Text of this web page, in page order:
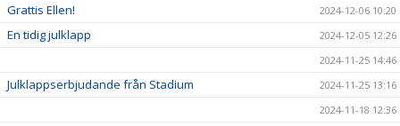
Grattis Ellen! 2024-12-06 10:20
En tidig julklapp
2024-12-05 12:26
2024-11-25 14:46
Julklappserbjudande från Stadium
2024-11-25 13:16
2024-11-18 12:36